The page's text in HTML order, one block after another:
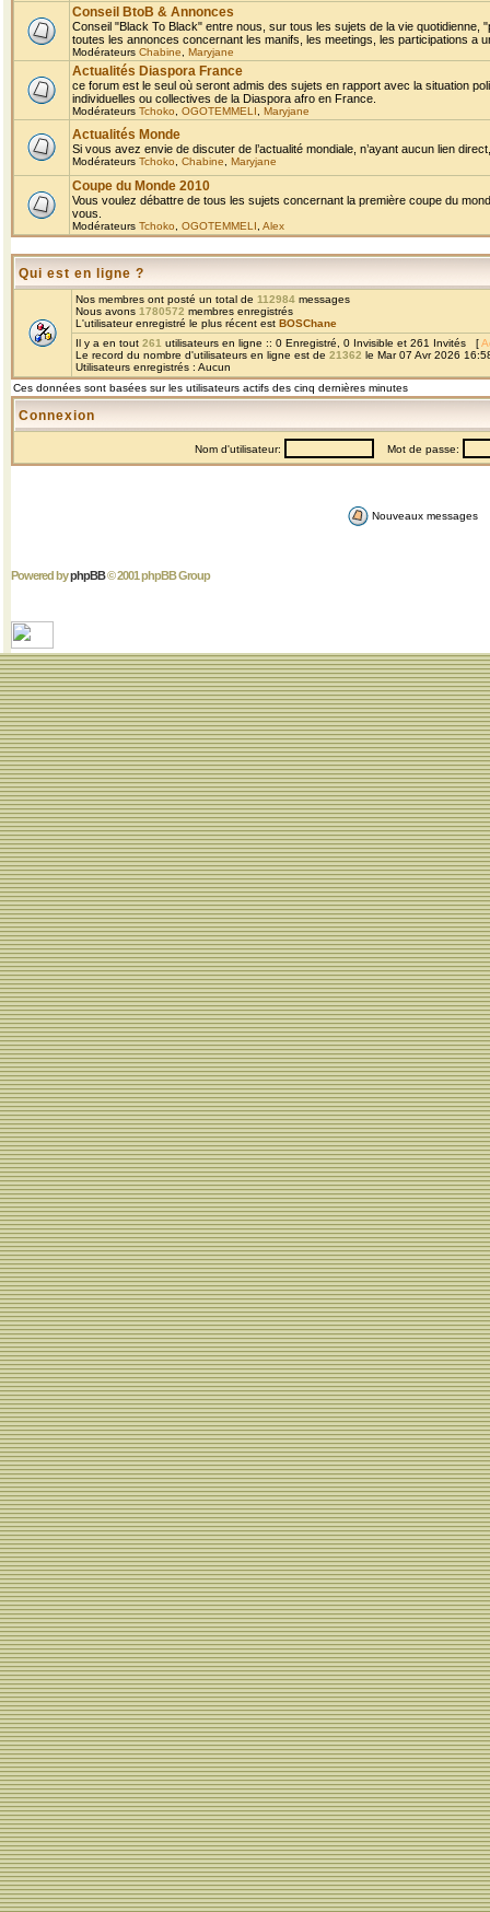
Conseil BtoB & Annonces
Conseil "Black To Black" entre nous, sur tous les sujets de la vie
toutes les annonces concernant les manifs, les meetings, les participations a
Modérateurs Chabine Maryjane
Actualités Diaspora France
ce forum est le seul où seront admis des sujets en rapport avec la situation
individuelles ou collectives de la Diaspora afro en France.
Modérateurs Tchoko OGOTEMMELI Maryjane
Actualités Monde
Si vous avez envie de discuter de l’actualité mondiale, n’ayant aucun lien
Modérateurs Tchoko Chabine Maryjane
Coupe du Monde 2010
Vous voulez débattre de tous les sujets concernant la première coupe du
vous.
Modérateurs Tchoko OGOTEMMELI Alex
Qui est en ligne ?
Nos membres ont posté un total de 112984 messages
Nous avons 1780572 membres enregistrés
L'utilisateur enregistré le plus récent est BOSChane
Il y a en tout 261 utilisateurs en ligne :: 0 Enregistré, 0 Invisible et 261 Invités [
Le record du nombre d'utilisateurs en ligne est de 21362 le Mar 07 Avr 2026
Utilisateurs enregistrés : Aucun
Ces données sont basées sur les utilisateurs actifs des cinq dernières minutes
Connexion
Nom d'utilisateur: Mot de passe:
Nouveaux messages
Powered byphpBB© 2001 phpBB Group